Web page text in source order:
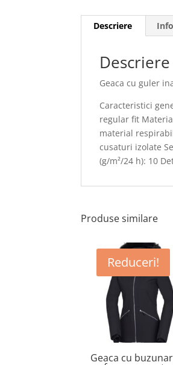
Descriere
Descriere
Geaca cu guler
Caracteristici
regular fit
material
cusaturi izolate
(g/m²/24 h): 10
Produse similare
Reduceri!
Geaca cu